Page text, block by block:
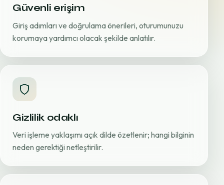
Güvenli erişim
Giriş adımları ve doğrulama önerileri, oturumunuzu
korumaya yardımcı olacak şekilde anlatılır.
Gizlilik odaklı
Veri işleme yaklaşımı açık dilde özetlenir; hangi bilginin
neden gerektiği netleştirilir.